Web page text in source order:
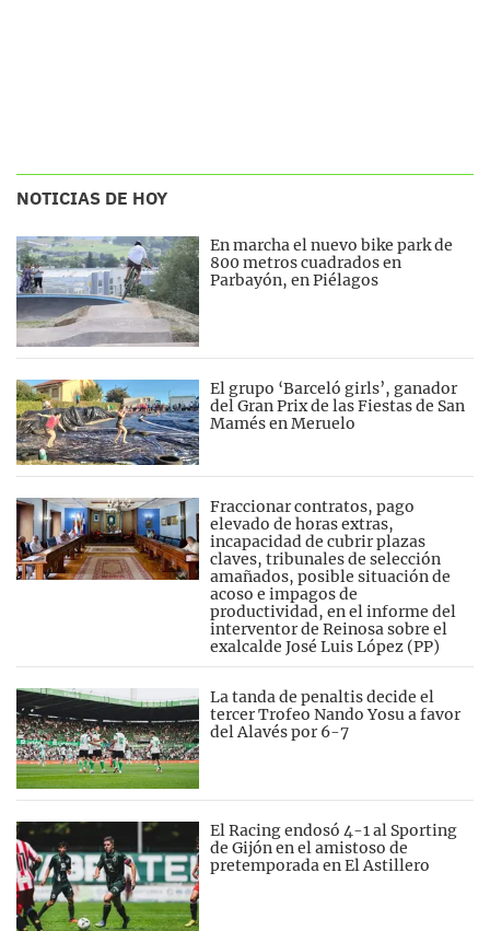
NOTICIAS DE HOY
En marcha el nuevo bike park de
800 metros cuadrados en
Parbayón, en Piélagos
El grupo ‘Barceló girls’, ganador
del Gran Prix de las Fiestas de San
Mamés en Meruelo
Fraccionar contratos, pago
elevado de horas extras,
incapacidad de cubrir plazas
claves, tribunales de selección
amañados, posible situación de
acoso e impagos de
productividad, en el informe del
interventor de Reinosa sobre el
exalcalde José Luis López (PP)
La tanda de penaltis decide el
tercer Trofeo Nando Yosu a favor
del Alavés por 6-7
El Racing endosó 4-1 al Sporting
de Gijón en el amistoso de
pretemporada en El Astillero